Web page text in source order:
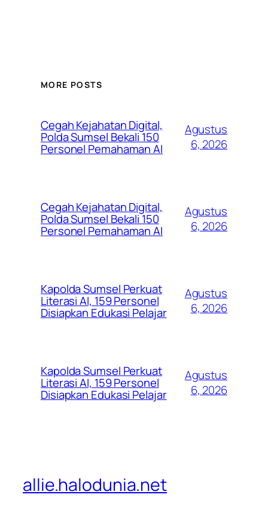
MORE POSTS
Cegah Kejahatan Digital,
Polda Sumsel Bekali 150
Personel Pemahaman AI
Agustus
6, 2026
Cegah Kejahatan Digital,
Polda Sumsel Bekali 150
Personel Pemahaman AI
Agustus
6, 2026
Kapolda Sumsel Perkuat
Literasi AI, 159 Personel
Disiapkan Edukasi Pelajar
Agustus
6, 2026
Kapolda Sumsel Perkuat
Literasi AI, 159 Personel
Disiapkan Edukasi Pelajar
Agustus
6, 2026
allie.halodunia.net